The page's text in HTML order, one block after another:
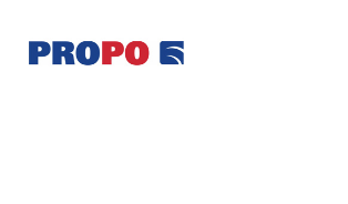
pääsisältöön
alatunnisteeseen